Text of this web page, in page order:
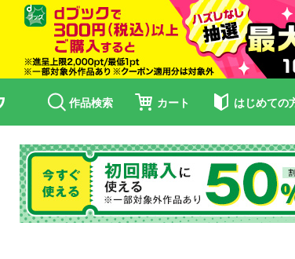
作品検索 カート はじめての